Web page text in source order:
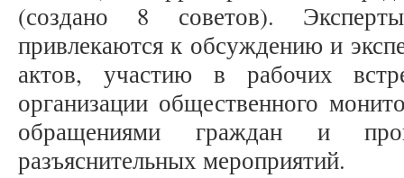
(создано 8 советов).
привлекаются к обсуждению и
актов, участию в рабочих
организации общественного
обращениями граждан и
разъяснительных мероприятий.